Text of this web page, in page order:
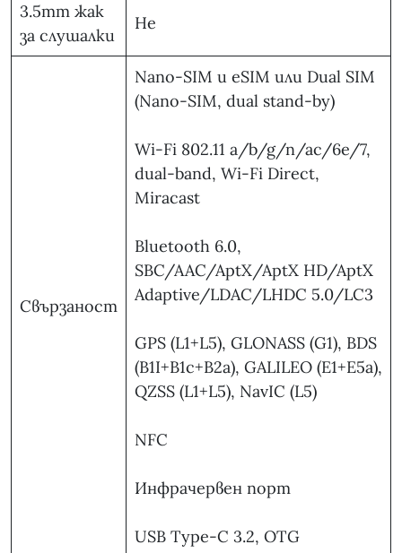
3.5mm жак
за слушалки
Не
Свързаност
Nano-SIM и eSIM или Dual SIM
(Nano-SIM, dual stand-by)
Wi-Fi 802.11 a/b/g/n/ac/6e/7,
dual-band, Wi-Fi Direct,
Miracast
Bluetooth 6.0,
SBC/AAC/AptX/AptX HD/AptX
Adaptive/LDAC/LHDC 5.0/LC3
GPS (L1+L5), GLONASS (G1), BDS
(B1I+B1c+B2a), GALILEO (E1+E5a),
QZSS (L1+L5), NavIC (L5)
NFC
Инфрачервен порт
USB Type-C 3.2, OTG